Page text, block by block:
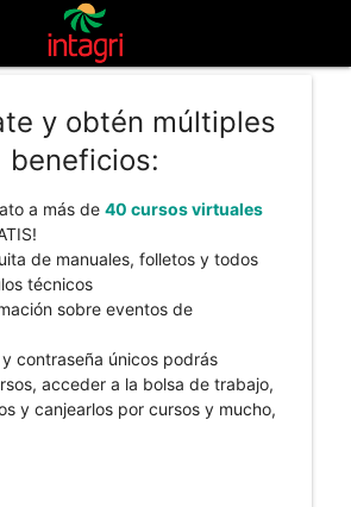
y obtén múltiples
beneficios:
a más de 40 cursos virtuales
de manuales, folletos y todos
técnicos
sobre eventos de
contraseña únicos podrás
acceder a la bolsa de trabajo,
y canjearlos por cursos y mucho,